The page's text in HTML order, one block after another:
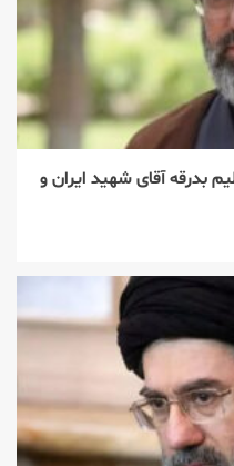
بدرقه آقای شهید ایران و